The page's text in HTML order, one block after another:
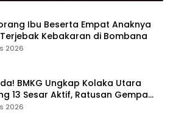
Ibu Beserta Empat Anaknya
Kebakaran di Bombana
2026
BMKG Ungkap Kolaka Utara
13 Sesar Aktif, Ratusan Gempa
2026